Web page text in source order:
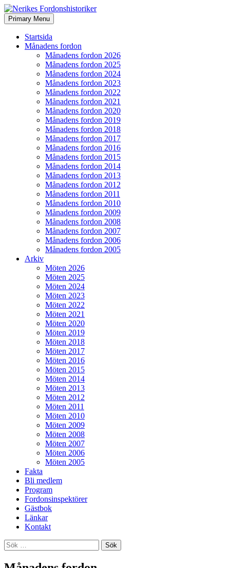
Nerikes Fordonshistoriker
Search
Primary Menu Skip
to
Startsida
Månadens fordon
Månadens fordon 2026
Månadens fordon 2025
Månadens fordon 2024
Månadens fordon 2023
Månadens fordon 2022
Månadens fordon 2021
Månadens fordon 2020
Månadens fordon 2019
Månadens fordon 2018
Månadens fordon 2017
Månadens fordon 2016
Månadens fordon 2015
Månadens fordon 2014
Månadens fordon 2013
Månadens fordon 2012
Månadens fordon 2011
Månadens fordon 2010
Månadens fordon 2009
Månadens fordon 2008
Månadens fordon 2007
Månadens fordon 2006
Månadens fordon 2005
Arkiv
Möten 2026
Möten 2025
Möten 2024
Möten 2023
Möten 2022
Möten 2021
Möten 2020
Möten 2019
Möten 2018
Möten 2017
Möten 2016
Möten 2015
Möten 2014
Möten 2013
Möten 2012
Möten 2011
Möten 2010
Möten 2009
Möten 2008
Möten 2007
Möten 2006
Möten 2005
Fakta
Bli medlem
Program
Fordonsinspektörer
Gästbok
Länkar
Kontakt
Sök
efter: